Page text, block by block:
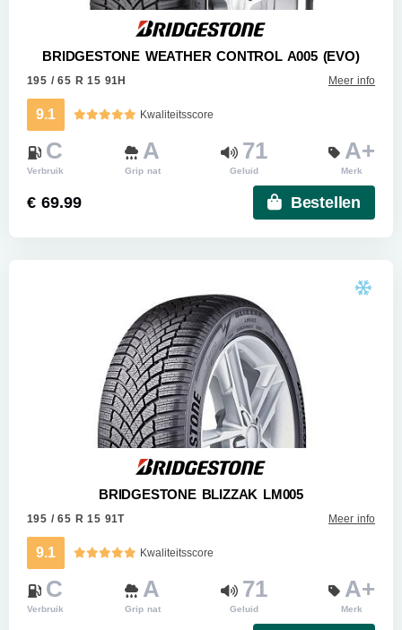
BRIDGESTONE WEATHER CONTROL A005 (EVO)
195 / 65 R 15 91H Meer info
9.1 Kwaliteitsscore
C
Verbruik
A
Grip nat
71
Geluid
A+
Merk
€ 69.99 Bestellen
BRIDGESTONE BLIZZAK LM005
195 / 65 R 15 91T Meer info
9.1 Kwaliteitsscore
C
Verbruik
A
Grip nat
71
Geluid
A+
Merk